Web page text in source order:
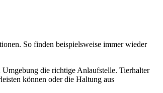
So finden beispielsweise immer wieder
die richtige Anlaufstelle. Tierhalter
können oder die Haltung aus